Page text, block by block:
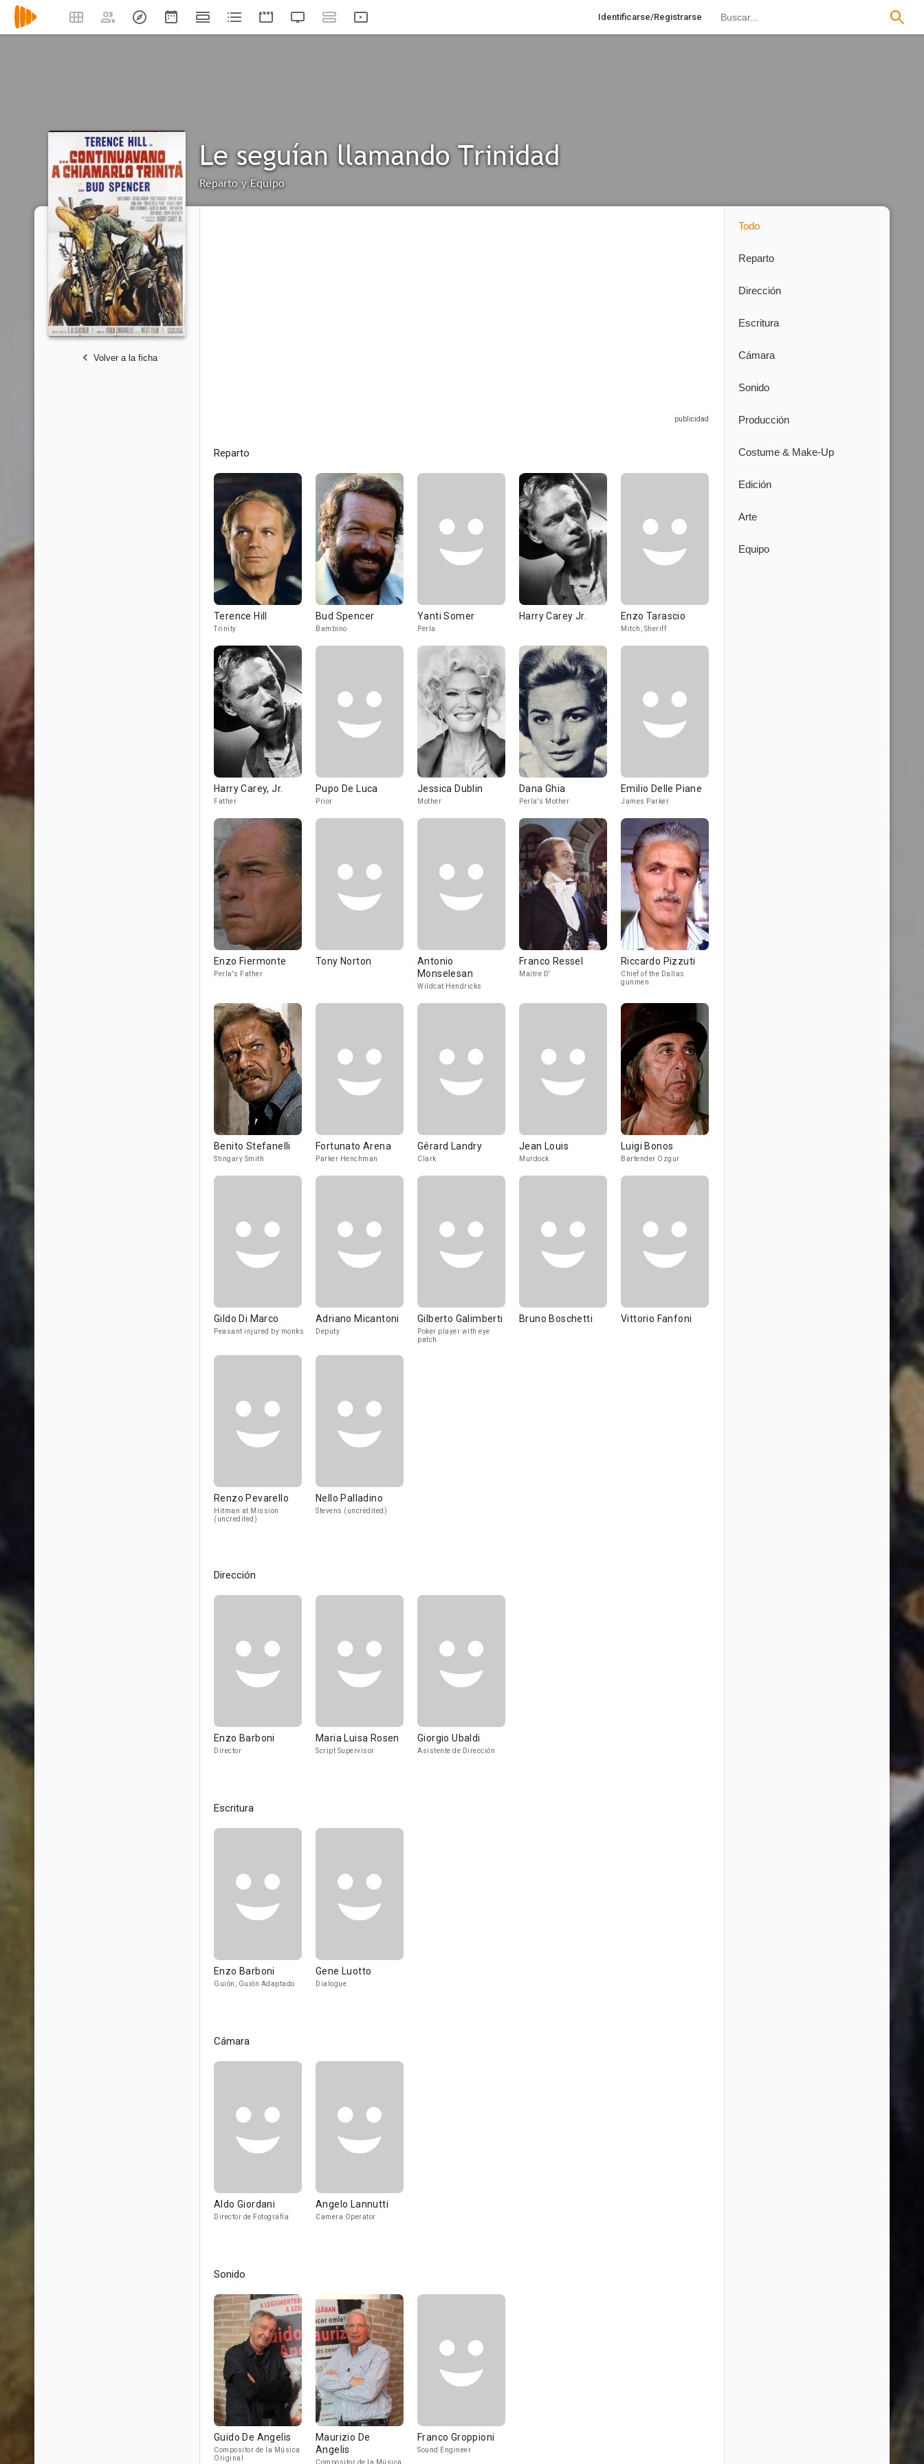
Identificarse/Registrarse
Le seguían llamando Trinidad
Reparto y Equipo
Volver a la ficha
Reparto
Terence Hill
Trinity
Bud Spencer
Bambino
Yanti Somer
Perla
Harry Carey Jr. Enzo Tarascio
Mitch, Sheriff
Harry Carey, Jr.
Father
Pupo De Luca
Prior
Jessica Dublin
Mother
Dana Ghia
Perla's Mother
Emilio Delle Piane
James Parker
Enzo Fiermonte
Perla's Father
Tony Norton
Antonio
Monselesan
Wildcat Hendricks
Franco Ressel
Maitre D'
Riccardo Pizzuti
Chief of the Dallas
gunmen
Benito Stefanelli
Stingary Smith
Fortunato Arena
Parker Henchman
Gérard Landry
Clark
Jean Louis
Murdock
Luigi Bonos
Bartender Ozgur
Gildo Di Marco
Peasant injured by monks
Adriano Micantoni
Deputy
Gilberto Galimberti
Poker player with eye
patch
Bruno Boschetti Vittorio Fanfoni
Renzo Pevarello
Hitman at Mission
(uncredited)
Nello Palladino
Stevens (uncredited)
Dirección
Enzo Barboni
Director
Maria Luisa Rosen
Script Supervisor
Giorgio Ubaldi
Asistente de Dirección
Escritura
Enzo Barboni
Guión, Guión Adaptado
Gene Luotto
Dialogue
Cámara
Aldo Giordani
Director de Fotografía
Angelo Lannutti
Camera Operator
Sonido
Guido De Angelis
Compositor de la Música
Original
Maurizio De
Angelis
Compositor de la Música
Franco Groppioni
Sound Engineer
Todo
Reparto
Dirección
Escritura
Cámara
Sonido
Producción
Costume & Make-Up
Edición
Arte
Equipo